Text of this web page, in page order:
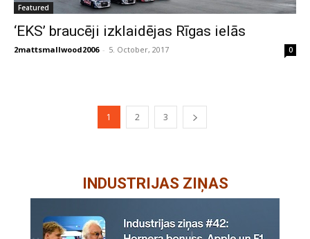
Featured
‘EKS’ braucēji izklaidējas Rīgas ielās
2mattsmallwood2006 - 5. October, 2017 0
1 2 3
INDUSTRIJAS ZIŅAS